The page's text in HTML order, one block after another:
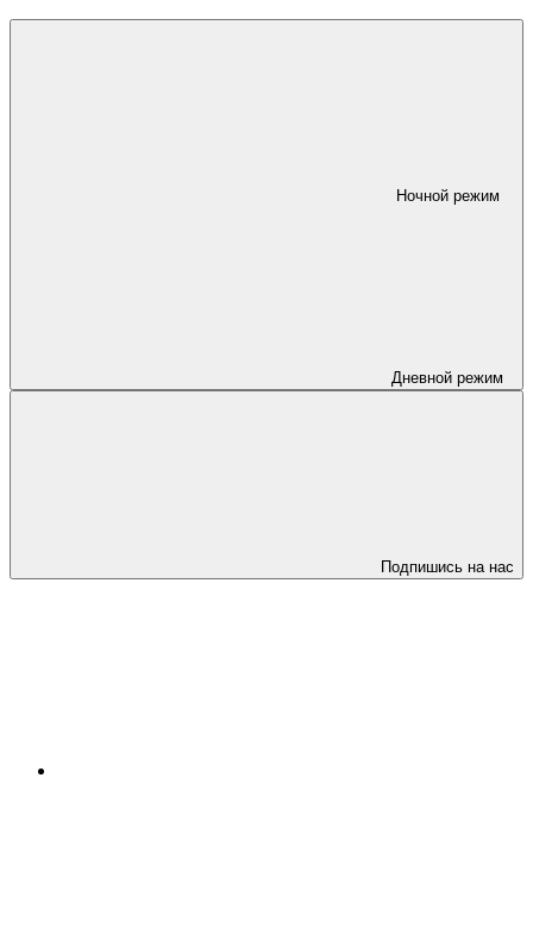
Ночной режим
Дневной режим
Подпишись на нас